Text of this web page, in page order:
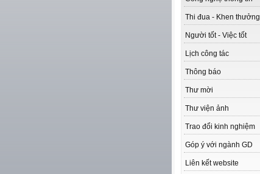
Thi đua - Khen thưởng
Người tốt - Việc tốt
Lịch công tác
Thông báo
Thư mời
Thư viện ảnh
Trao đổi kinh nghiệm
Góp ý với ngành GD
Liên kết website